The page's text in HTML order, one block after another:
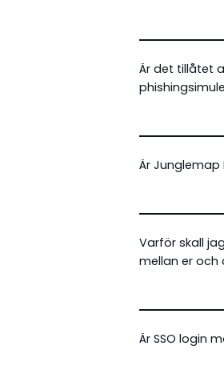
Är det tillåtet
Är Junglemap
Varför skall
mellan er och
Är SSO login